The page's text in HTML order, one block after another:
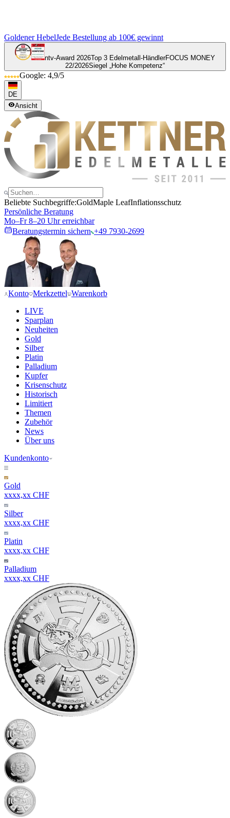
Goldener HebelJede Bestellung ab 100€ gewinnt
ntv-Award 2026Top 3 Edelmetall-HändlerFOCUS MONEY
22/2026Siegel „Hohe Kompetenz“
Google: 4,9/5
DE
Ansicht
Beliebte Suchbegriffe:GoldMaple LeafInflationsschutz
Persönliche Beratung
Mo–Fr 8–20 Uhr erreichbar
Beratungstermin sichern +49 7930-2699
Konto Merkzettel Warenkorb
LIVE
Sparplan
Neuheiten
Gold
Silber
Platin
Palladium
Kupfer
Krisenschutz
Historisch
Limitiert
Themen
Zubehör
News
Über uns
Kundenkonto
Gold
xxxx,xx CHF
Silber
xxxx,xx CHF
Platin
xxxx,xx CHF
Palladium
xxxx,xx CHF